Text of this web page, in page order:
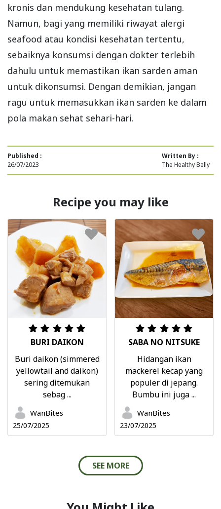
kronis dan mendukung kesehatan tulang.
Namun, bagi yang memiliki riwayat alergi
seafood atau kondisi kesehatan tertentu,
sebaiknya konsumsi dengan dokter terlebih
dahulu untuk memastikan ikan sarden aman
untuk dikonsumsi. Dengan demikian, jangan
ragu untuk memasukkan ikan sarden ke dalam
pola makan sehat sehari-hari.
Published :
26/07/2023
Written By :
The Healthy Belly
Recipe you may like
BURI DAIKON
Buri daikon (simmered
yellowtail and daikon)
sering ditemukan
sebag ...
WanBites
25/07/2025
SABA NO NITSUKE
Hidangan ikan
mackerel kecap yang
populer di jepang.
Bumbu ini juga ...
WanBites
23/07/2025
SEE MORE